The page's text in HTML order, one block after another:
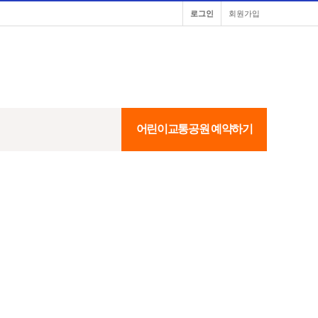
회원가입
로그인
어린이교통공원 예약하기